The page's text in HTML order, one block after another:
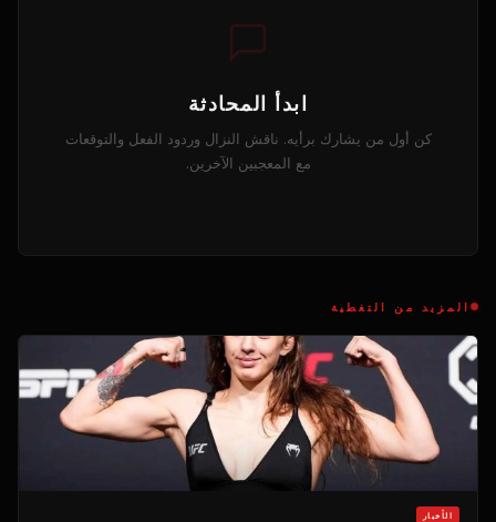
ابدأ المحادثة
كن أول من يشارك برأيه. ناقش النزال وردود الفعل والتوقعات
مع المعجبين الآخرين.
المزيد من التغطية
الأخبار